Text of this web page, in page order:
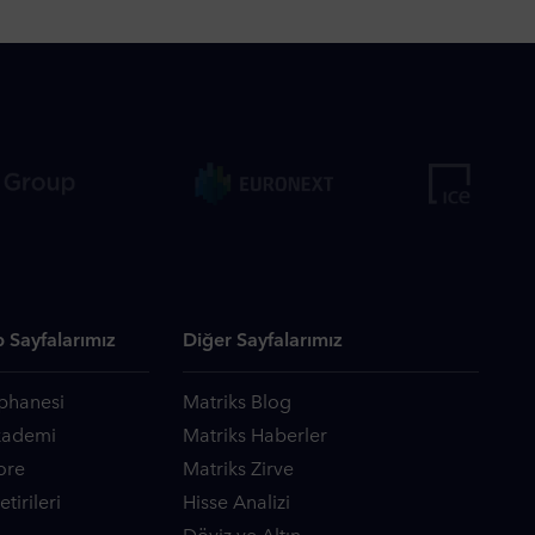
Diğer Sayfalarımız
Matriks Blog
Matriks Haberler
Matriks Zirve
Hisse Analizi